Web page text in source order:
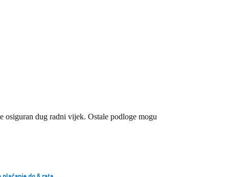
dug radni vijek. Ostale podloge mogu